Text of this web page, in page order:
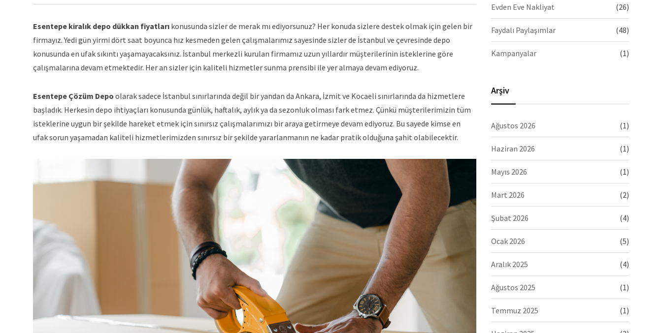
Esentepe kiralık depo dükkan fiyatları konusunda sizler de merak mı ediyorsunuz? Her konuda sizlere destek olmak için gelen bir
firmayız. Yedi gün yirmi dört saat boyunca hız kesmeden gelen çalışmalarımız sayesinde sizler de İstanbul ve çevresinde depo
konusunda en ufak sıkıntı yaşamayacaksınız. İstanbul merkezli kurulan firmamız uzun yıllardır müşterilerinin isteklerine göre
çalışmalarına devam etmektedir. Her an sizler için kaliteli hizmetler sunma prensibi ile yer almaya devam ediyoruz.
Esentepe Çözüm Depo olarak sadece İstanbul sınırlarında değil bir yandan da Ankara, İzmit ve Kocaeli sınırlarında da hizmetlere
başladık. Herkesin depo ihtiyaçları konusunda günlük, haftalık, aylık ya da sezonluk olması fark etmez. Çünkü müşterilerimizin tüm
isteklerine uygun bir şekilde hareket etmek için sınırsız çalışmalarımızı bir araya getirmeye devam ediyoruz. Bu sayede kimse en
ufak sorun yaşamadan kaliteli hizmetlerimizden sınırsız bir şekilde yararlanmanın ne kadar pratik olduğuna şahit olabilecektir.
Evden Eve Nakliyat (26)
Faydalı Paylaşımlar (48)
Kampanyalar (1)
Arşiv
Ağustos 2026 (1)
Haziran 2026 (1)
Mayıs 2026 (1)
Mart 2026 (2)
Şubat 2026 (4)
Ocak 2026 (5)
Aralık 2025 (4)
Ağustos 2025 (1)
Temmuz 2025 (1)